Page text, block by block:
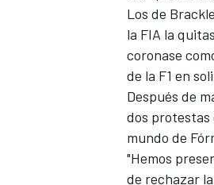
Los de
la FIA la
coronase
de la F1 en
Después de
dos protestas
mundo de
"Hemos
de rechazar